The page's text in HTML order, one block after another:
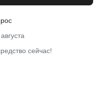
сейчас!